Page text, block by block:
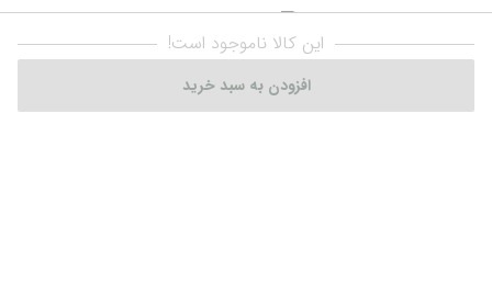
این کالا ناموجود است!
افزودن به سبد خرید